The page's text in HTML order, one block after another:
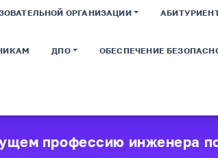
ОРГАНИЗАЦИИ
ДПО ОБЕСПЕЧЕНИЕ
профессию инженера